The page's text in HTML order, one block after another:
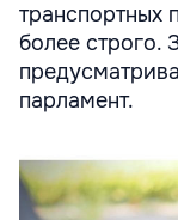
транспортных
более строго.
парламент.